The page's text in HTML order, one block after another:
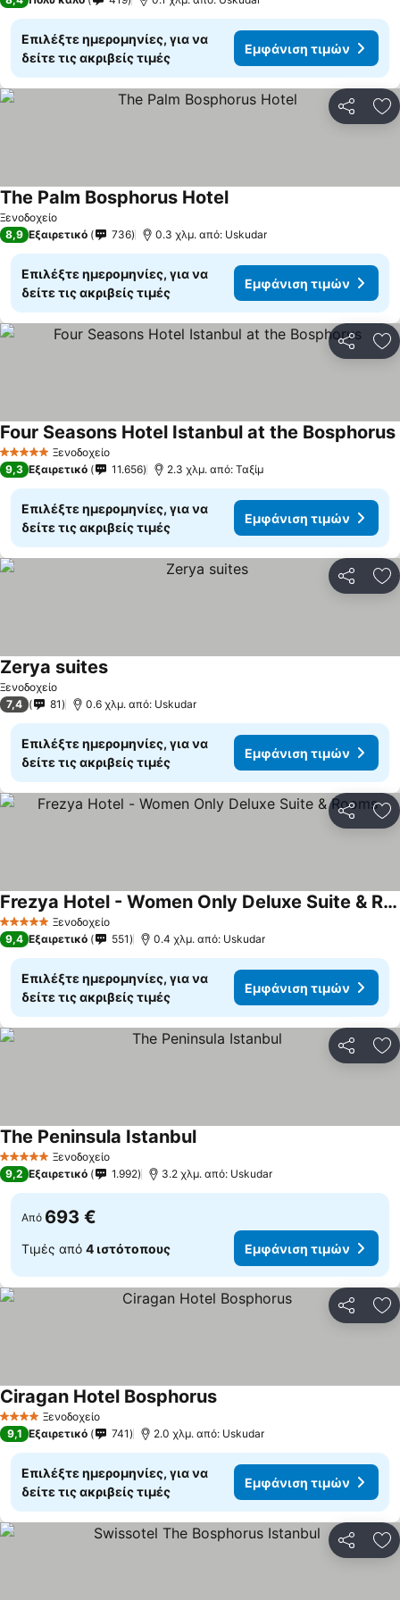
Επιλέξτε ημερομηνίες, για να
δείτε τις ακριβείς τιμές
Εμφάνιση τιμών
Ξενοδοχείο
The Palm Bosphorus HotelΕμφάνιση τιμών
8,9 Εξαιρετικό 736 0.3 χλμ. από: Uskudar
Επιλέξτε ημερομηνίες, για να
δείτε τις ακριβείς τιμές
Εμφάνιση τιμών
5 Αστέρια Ξενοδοχείο
Four Seasons Hotel Istanbul at the Bosphorus
9,3 Εξαιρετικό 11.656 2.3 χλμ. από: Ταξίμ
Επιλέξτε ημερομηνίες, για να
δείτε τις ακριβείς τιμές
Εμφάνιση τιμών
Ξενοδοχείο
Zerya suitesΕμφάνιση τιμών
7,4 81 0.6 χλμ. από: Uskudar
Επιλέξτε ημερομηνίες, για να
δείτε τις ακριβείς τιμές
Εμφάνιση τιμών
5 Αστέρια Ξενοδοχείο
Frezya Hotel - Women Only Deluxe Suite & Rooms
Εμφάνιση τιμών
9,4 Εξαιρετικό 551 0.4 χλμ. από: Uskudar
Επιλέξτε ημερομηνίες, για να
δείτε τις ακριβείς τιμές
Εμφάνιση τιμών
5 Αστέρια Ξενοδοχείο
The Peninsula IstanbulΕμφάνιση τιμών
9,2 Εξαιρετικό 1.992 3.2 χλμ. από: Uskudar
Από 693 €
Τιμές από 4 ιστότοπους Εμφάνιση τιμών
4 ΑστέριαΞενοδοχείο
Ciragan Hotel BosphorusΕμφάνιση τιμών
9,1 Εξαιρετικό 741 2.0 χλμ. από: Uskudar
Επιλέξτε ημερομηνίες, για να
δείτε τις ακριβείς τιμές
Εμφάνιση τιμών